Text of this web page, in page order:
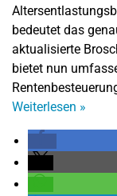
bedeutet das
aktualisierte
bietet nun
Weiterlesen »